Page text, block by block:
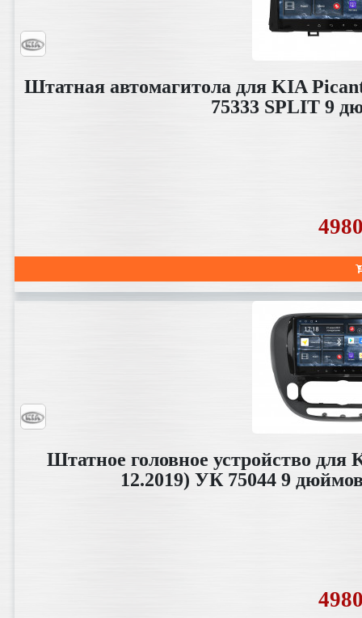
Штатная автомагитола для KIA
75333 SPLIT 9
Штатное головное устройство для
12.2019) УК 75044 9